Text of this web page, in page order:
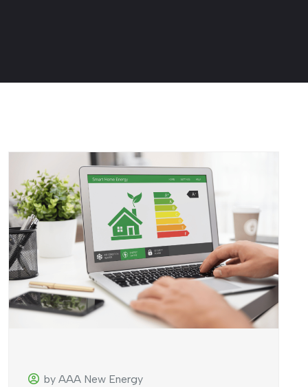
by AAA New Energy